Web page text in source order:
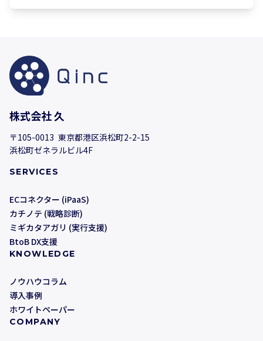
株式会社 久
〒105-0013 東京都港区浜松町2-2-15
浜松町ゼネラルビル4F
SERVICES
ECコネクター (iPaaS)
カチノテ (戦略診断)
ミギカタアガリ (実行支援)
BtoB DX支援
KNOWLEDGE
ノウハウコラム
導入事例
ホワイトペーパー
COMPANY